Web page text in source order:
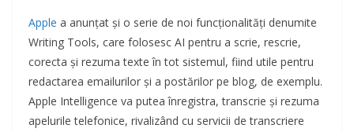
Apple a anunțat și o serie de noi funcționalități denumite
Writing Tools, care folosesc AI pentru a scrie, rescrie,
corecta și rezuma texte în tot sistemul, fiind utile pentru
redactarea emailurilor și a postărilor pe blog, de exemplu.
Apple Intelligence va putea înregistra, transcrie și rezuma
apelurile telefonice, rivalizând cu servicii de transcriere